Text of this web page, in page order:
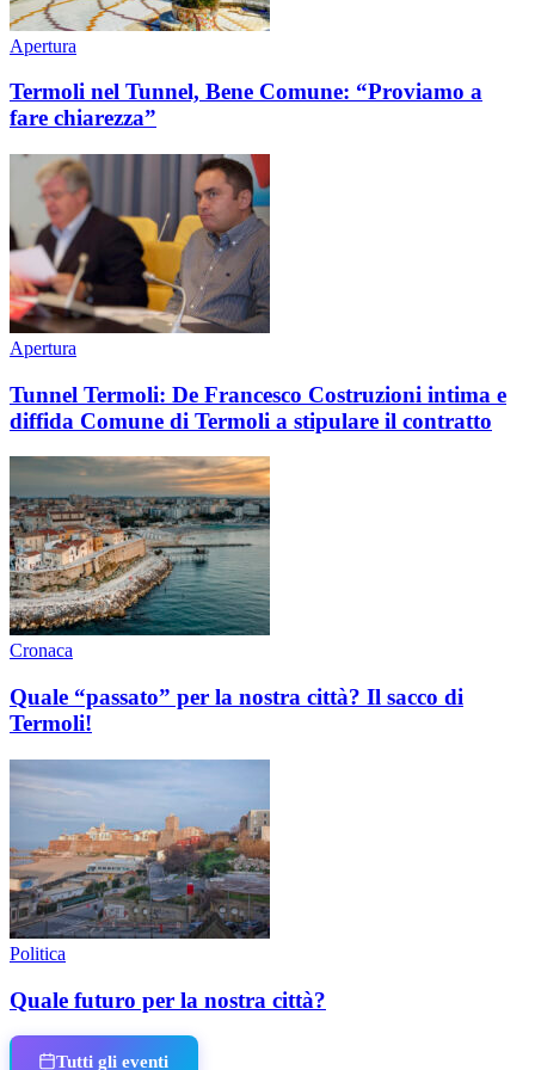
Apertura
Termoli nel Tunnel, Bene Comune: “Proviamo a
fare chiarezza”
Apertura
Tunnel Termoli: De Francesco Costruzioni intima e
diffida Comune di Termoli a stipulare il contratto
Cronaca
Quale “passato” per la nostra città? Il sacco di
Termoli!
Politica
Quale futuro per la nostra città?
Tutti gli eventi